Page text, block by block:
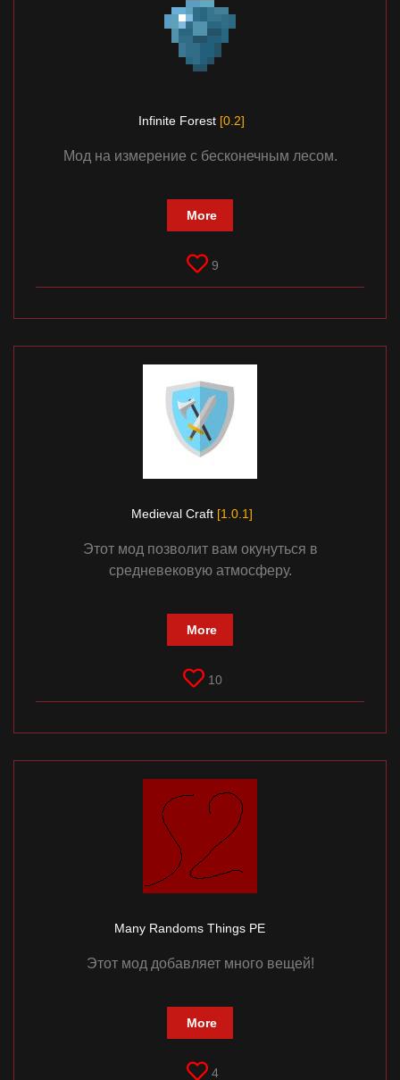
Infinite Forest [0.2]
Мод на измерение с бесконечным лесом.
More
9
Medieval Craft [1.0.1]
Этот мод позволит вам окунуться в
средневековую атмосферу.
More
10
Many Randoms Things PE
Этот мод добавляет много вещей!
More
4